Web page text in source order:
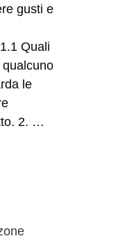
gusti e
Quali
le
2. …